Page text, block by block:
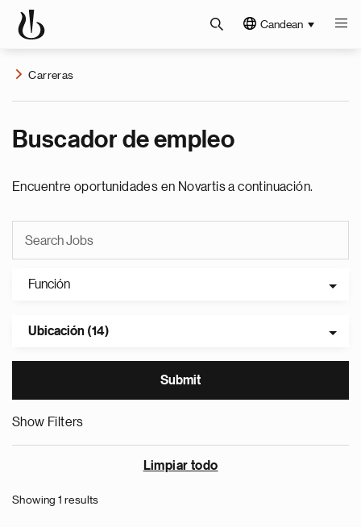
Candean
Carreras
Buscador de empleo
Encuentre oportunidades en Novartis a continuación.
Función
Ubicación (14)
Show Filters
Limpiar todo
Showing 1 results